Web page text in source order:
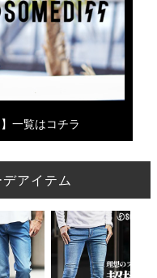
一覧はコチラ
アイテム